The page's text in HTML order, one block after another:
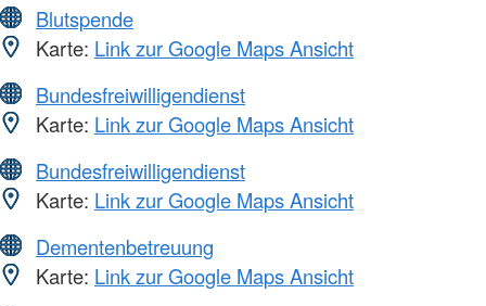
Blutspende
Karte: Link zur Google Maps Ansicht
Bundesfreiwilligendienst
Karte: Link zur Google Maps Ansicht
Bundesfreiwilligendienst
Karte: Link zur Google Maps Ansicht
Dementenbetreuung
Karte: Link zur Google Maps Ansicht